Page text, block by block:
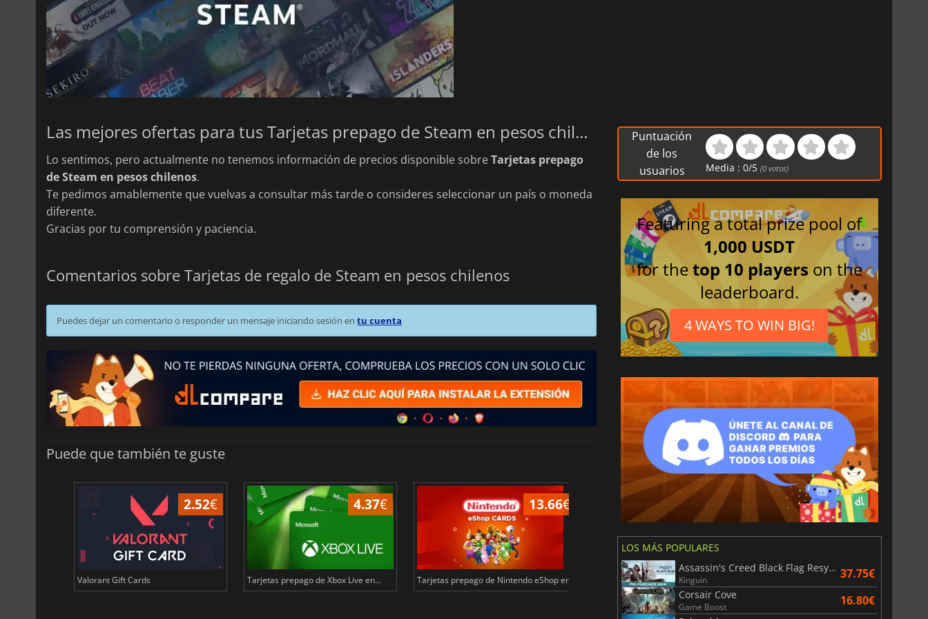
Las mejores ofertas para tus Tarjetas prepago de Steam en pesos chilenos
Lo sentimos, pero actualmente no tenemos información de precios disponible sobreTarjetas prepago
de Steam en pesos chilenos.
Te pedimos amablemente que vuelvas a consultar más tarde o consideres seleccionar un país o moneda
diferente.
Gracias por tu comprensión y paciencia.
Comentarios sobre Tarjetas de regalo de Steam en pesos chilenos
Puedes dejar un comentario o responder un mensaje iniciando sesión en tu cuenta
Puede que también te guste
2.52€
Valorant Gift Cards
4.37€
Tarjetas prepago de Xbox Live en...
13.66€
Tarjetas prepago de Nintendo eShop en...
1.17
Tarjetas prepago de Steam en euros Carrefour Gift Card EUR
Puntuación
de los
usuarios
Media :0/5 (0 votos)
Featuring a total prize pool of
1,000 USDT
for thetop 10 players on the
leaderboard.
4 WAYS TO WIN BIG!
LOS MÁS POPULARES
Assassin's Creed Black Flag Resynced
Kinguin 37.75€
Corsair Cove
Game Boost 16.80€